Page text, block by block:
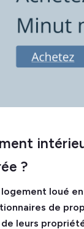
?
loué
de
leurs